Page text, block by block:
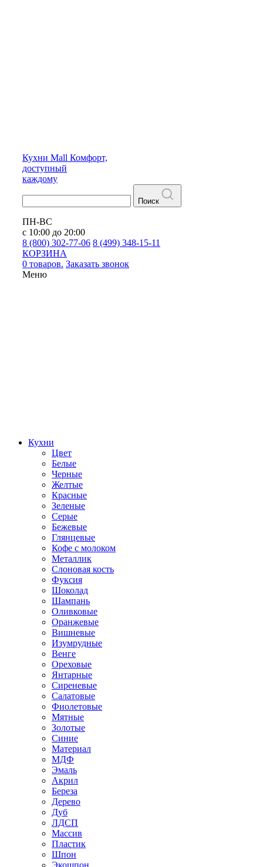
Кухни Mall Комфорт,
доступный
каждому
Поиск
ПН-ВС
с 10:00 до 20:00
8 (800) 302-77-06 8 (499) 348-15-11
КОРЗИНА
0 товаров. Заказать звонок
Меню
Кухни
Цвет
Белые
Черные
Желтые
Красные
Зеленые
Серые
Бежевые
Глянцевые
Кофе с молоком
Металлик
Слоновая кость
Фуксия
Шоколад
Шампань
Оливковые
Оранжевые
Вишневые
Изумрудные
Венге
Ореховые
Янтарные
Сиреневые
Салатовые
Фиолетовые
Мятные
Золотые
Синие
Материал
МДФ
Эмаль
Акрил
Береза
Дерево
Дуб
ЛДСП
Массив
Пластик
Шпон
Экошпон